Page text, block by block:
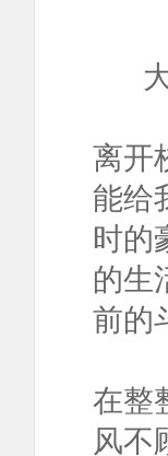
离开
能给
时的
的生
前的
在整
风不